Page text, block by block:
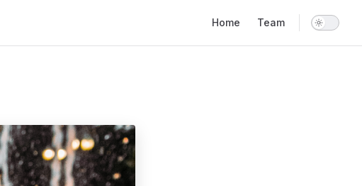
Home Team